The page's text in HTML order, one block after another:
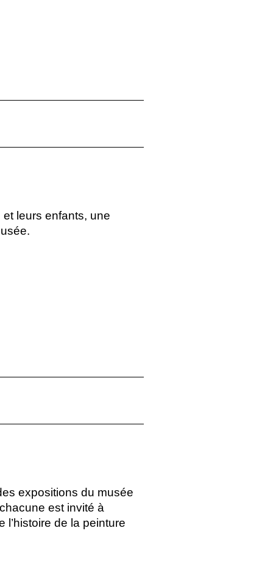
leurs enfants, une
expositions du musée
est invité à
l’histoire de la peinture